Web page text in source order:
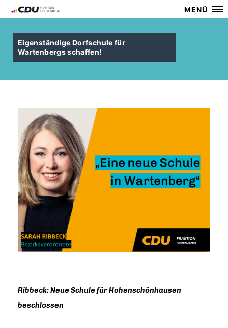
MENÜ
Eigenständige Dorfschule für
Wartenbergs schaffen!
Ribbeck: Neue Schule für Hohenschönhausen
beschlossen